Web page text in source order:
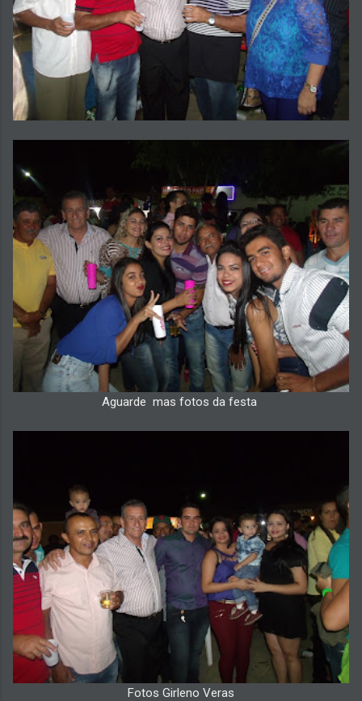
Aguarde mas fotos da festa
Fotos Girleno Veras